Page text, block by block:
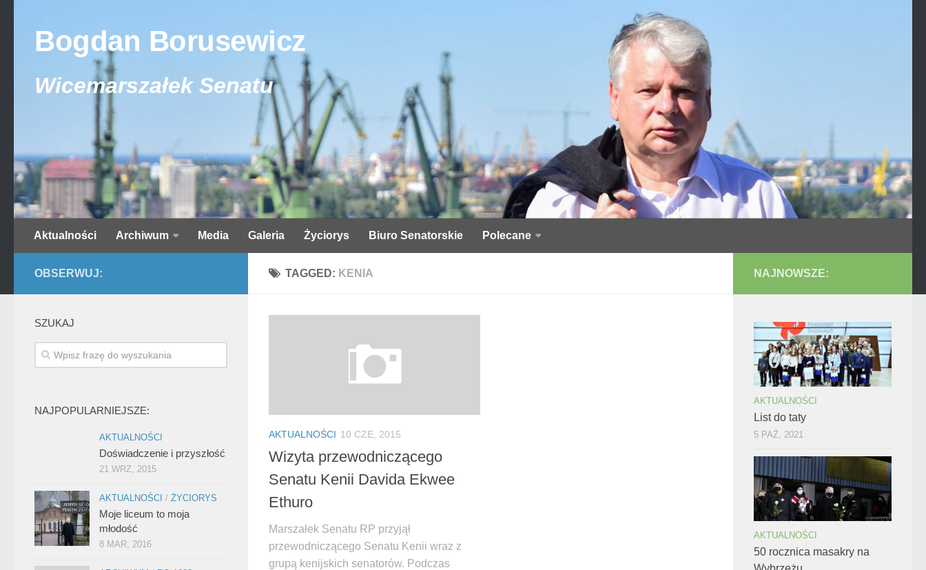
Bogdan Borusewicz
Wicemarszałek Senatu
Aktualności Archiwum Media Galeria Życiorys Biuro Senatorskie Polecane
TAGGED: KENIA
AKTUALNOŚCI 10 CZE, 2015
Wizyta przewodniczącego
Senatu Kenii Davida Ekwee
Ethuro
Marszałek Senatu RP przyjął
przewodniczącego Senatu Kenii wraz z
grupą kenijskich senatorów. Podczas
OBSERWUJ:
SZUKAJ
NAJPOPULARNIEJSZE:
AKTUALNOŚCI
Doświadczenie i przyszłość
21 WRZ, 2015
AKTUALNOŚCI / ŻYCIORYS
Moje liceum to moja
młodość
8 MAR, 2016
NAJNOWSZE:
AKTUALNOŚCI
List do taty
5 PAŹ, 2021
AKTUALNOŚCI
50 rocznica masakry na